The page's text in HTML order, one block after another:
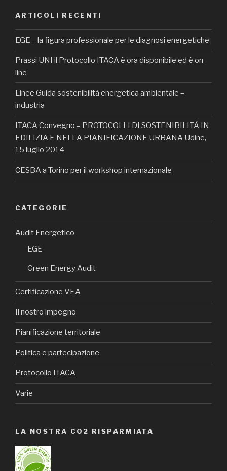
ARTICOLI RECENTI
EGE – la figura professionale per le diagnosi energetiche
Prassi UNI il Protocollo ITACA è ora disponibile ed è on-
line
Linee Guida sostenibilità energetica ambientale –
industria
ITACA Convegno – PROTOCOLLI DI SOSTENIBILITÀ IN
EDILIZIA E NELLA PIANIFICAZIONE URBANA Udine,
15 luglio 2014
CESBA a Torino per il workshop internazionale
CATEGORIE
Audit Energetico
EGE
Green Energy Audit
Certificazione VEA
Il nostro impegno
Pianificazione territoriale
Politica e partecipazione
Protocollo ITACA
Varie
LA NOSTRA CO2 RISPARMIATA